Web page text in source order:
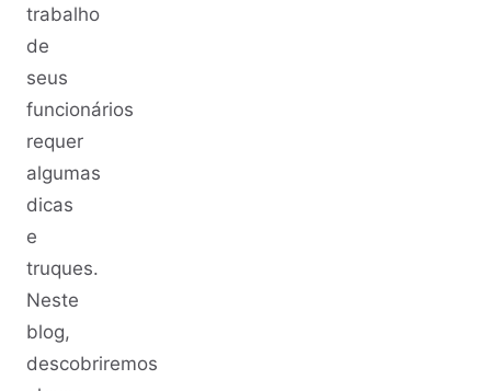
trabalho
de
seus
funcionários
requer
algumas
dicas
e
truques.
Neste
blog,
descobriremos